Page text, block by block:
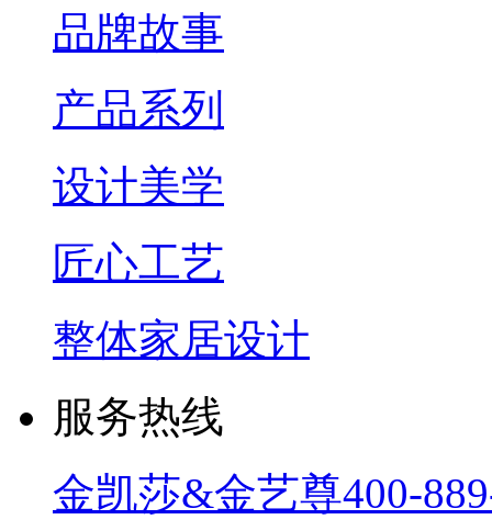
品牌故事
产品系列
设计美学
匠心工艺
整体家居设计
服务热线
金凯莎&金艺尊400-